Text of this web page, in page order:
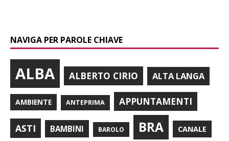
NAVIGA PER PAROLE CHIAVE
ALBA ALBERTO CIRIO ALTA LANGA
AMBIENTE ANTEPRIMA APPUNTAMENTI
ASTI BAMBINI BAROLO BRA CANALE